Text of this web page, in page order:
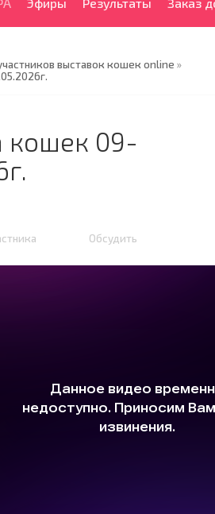
выставок кошек online »
кошек 09-
Обсудить